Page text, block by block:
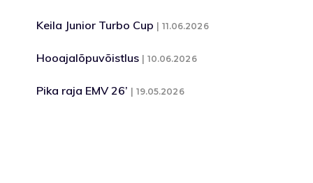
Keila Junior Turbo Cup 11.06.2026
Hooajalõpuvõistlus 10.06.2026
Pika raja EMV 26’ 19.05.2026